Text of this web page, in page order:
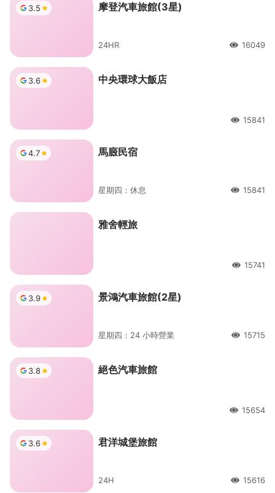
3.5 摩登汽車旅館(3星)
24HR 人氣16049
3.6 中央環球大飯店
人氣15841
4.7 馬廄民宿
星期四：休息 人氣15841
雅舍輕旅
人氣15741
3.9 景鴻汽車旅館(2星)
星期四：24 小時營業 人氣15715
3.8 絕色汽車旅館
人氣15654
3.6 君洋城堡旅館
24H 人氣15616